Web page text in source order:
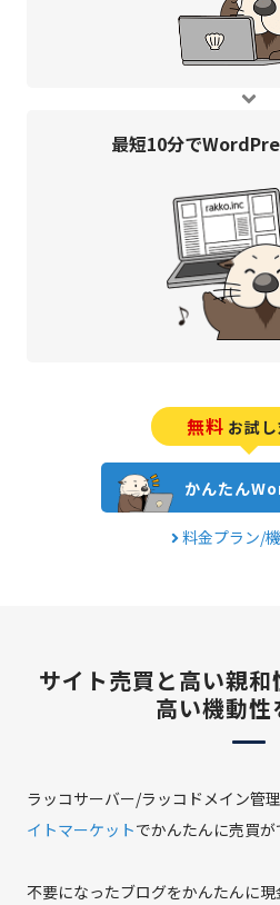
最短10分で
無料 お試
かんたん
料金プラン/
サイト売買と高い親和
高い機動性
ラッコサーバー/ラッコドメイン管
イトマーケットでかんたんに売買が
不要になったブログをかんたんに現